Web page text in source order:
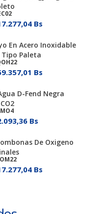
Bs
En Acero Inoxidable
Paleta
Bs
D-Fend Negra
Bs
De Oxigeno
Bs